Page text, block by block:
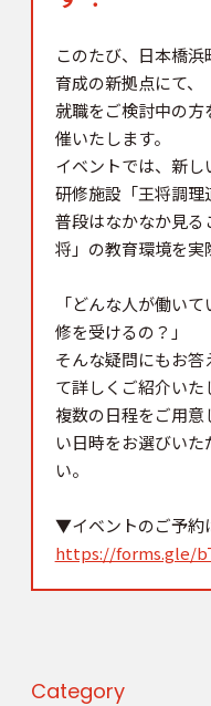
このたび、日本橋浜
育成の新拠点にて、
就職をご検討中の
催いたします。
イベントでは、新し
研修施設「王将調理
普段はなかなか見
将」の教育環境を実
「どんな人が働い
修を受けるの？」
そんな疑問にもお
て詳しくご紹介いた
複数の日程をご用
い日時をお選びい
い。
▼イベントのご予約
https://forms.gle/
Category